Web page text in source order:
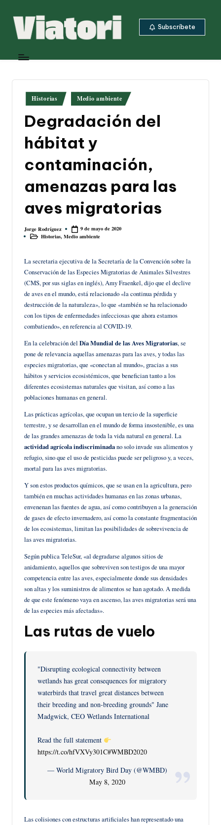
Saltar
a
ambiental
climático
desde
Centroamérica
Subscríbete
Publicado
en
Historias Medio ambiente
Degradación del
hábitat y
contaminación,
amenazas para las
aves migratorias
Publicado
por
Jorge Rodríguez
9 de mayo de 2020
PublicadoHistorias,Medio ambiente
La secretaria ejecutiva de la Secretaría de la Convención sobre la
Conservación de las Especies Migratorias de Animales Silvestres
(CMS, por sus siglas en inglés), Amy Fraenkel, dijo que el declive
de aves en el mundo, está relacionado «la continua pérdida y
destrucción de la naturaleza», lo que «también se ha relacionado
con los tipos de enfermedades infecciosas que ahora estamos
combatiendo», en referencia al COVID-19.
En la celebración del Día Mundial de las Aves Migratorias, se
pone de relevancia aquellas amenazas para las aves, y todas las
especies migratorias, que «conectan al mundo», gracias a sus
hábitos y servicios ecosistémicos, que benefician tanto a los
diferentes ecosistemas naturales que visitan, así como a las
poblaciones humanas en general.
Las prácticas agrícolas, que ocupan un tercio de la superficie
terrestre, y se desarrollan en el mundo de forma insostenible, es una
de las grandes amenazas de toda la vida natural en general. La
actividad agrícola indiscriminadano solo invade sus alimentos y
refugio, sino que el uso de pesticidas puede ser peligroso y, a veces,
mortal para las aves migratorias.
Y son estos productos químicos, que se usan en la agricultura, pero
también en muchas actividades humanas en las zonas urbanas,
envenenan las fuentes de agua, así como contribuyen a la generación
de gases de efecto invernadero, así como la constante fragmentación
de los ecosistemas, limitan las posibilidades de sobrevivencia de
las aves migratorias.
Según publica TeleSur, «al degradarse algunos sitios de
anidamiento, aquellos que sobreviven son testigos de una mayor
competencia entre las aves, especialmente donde sus densidades
son altas y los suministros de alimentos se han agotado. A medida
de que este fenómeno vaya en ascenso, las aves migratorias será una
de las especies más afectadas».
Las rutas de vuelo
"Disrupting ecological connectivity between
wetlands has great consequences for migratory
waterbirds that travel great distances between
their breeding and non-breeding grounds" Jane
Madgwick, CEO Wetlands International
Read the full statement
https://t.co/hfVXVy301C#WMBD2020
— World Migratory Bird Day (@WMBD)
May 8, 2020
Las colisiones con estructuras artificiales han representado una